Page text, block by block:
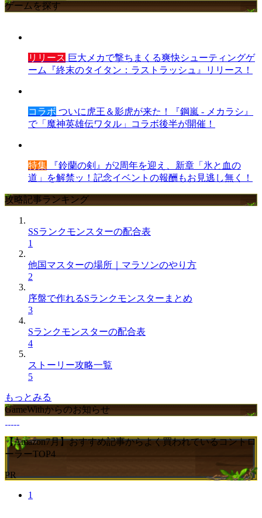
ゲームを探す
リリース 巨大メカで撃ちまくる爽快シューティングゲ
ーム『終末のタイタン：ラストラッシュ』リリース！
コラボ ついに虎王＆影虎が来た！『鋼嵐 - メカラシ』
で「魔神英雄伝ワタル」コラボ後半が開催！
特集 『鈴蘭の剣』が2周年を迎え、新章「氷と血の
道」を解禁ッ！記念イベントの報酬もお見逃し無く！
攻略記事ランキング
SSランクモンスターの配合表
1
他国マスターの場所｜マラソンのやり方
2
序盤で作れるSランクモンスターまとめ
3
Sランクモンスターの配合表
4
ストーリー攻略一覧
5
もっとみる
GameWithからのお知らせ
【Amazon7月】おすすめ記事からよく買われているコントロ
ーラーTOP4
PR
1